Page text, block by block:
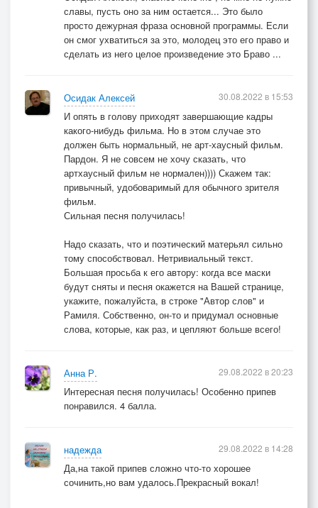
ЧТО-ТО ПРОИСХОДИТ И ВО МНЕ
ВСЁ СИЛЬНЕЕ:
ПРИПЕВ.
ЛЮБОВЬ ОТ ТРАВИНКИ И ДО КОМАРА
ЛА-ЛААА.ЛА-ЛААА.
ЛЮБОВЬ ОТ ТРАВИНКИ И ДО КОМАРА
ЛА-ЛААА.ЛА-ЛААА.
ЛЮБОВЬ ОТ ТРАВИНКИ И ДО КОМАРА
ЛА-ЛААА.ЛА-ЛААА.
ЛЮБОВЬ ОТ ТРАВИНКИ И ДО КОМАРА
ЛА-ЛААА.ЛА-ЛААА.
ЛЮБОВЬ ОТ ТРАВИНКИ ИДО КОМАРА
ЛА-ЛААА.ЛА-ЛААА.
ЛЮБОВЬ ОТ ТРАВИНКИ ИДО КОМАРА
ЛА-ЛААА.И ВРЕМЯ НЕ ИДЁТ.
ЛЮБОВЬ ОТ ТРАВИНКИ ИДО КОМАРА
ЛА-ЛААА.ЛА-ЛААА.
славы, пусть оно за ним остается... Это было
просто дежурная фраза основной программы. Если
он смог ухватиться за это, молодец это его право и
сделать из него целое произведение это Браво ...
Осидак Алексей
И опять в голову приходят завершающие кадры
какого-нибудь фильма. Но в этом случае это
должен быть нормальный, не арт-хаусный фильм.
Пардон. Я не совсем не хочу сказать, что
артхаусный фильм не нормален)))) Скажем так:
привычный, удобоваримый для обычного зрителя
фильм.
Сильная песня получилась!
Надо сказать, что и поэтический матерьял сильно
тому способствовал. Нетривиальный текст.
Большая просьба к его автору: когда все маски
будут сняты и песня окажется на Вашей странице,
укажите, пожалуйста, в строке "Автор слов" и
Рамиля. Собственно, он-то и придумал основные
слова, которые, как раз, и цепляют больше всего!
30.08.2022 в 15:53
Анна Р.
Интересная песня получилась! Особенно припев
понравился. 4 балла.
29.08.2022 в 20:23
надежда
Да,на такой припев сложно что-то хорошее
сочинить,но вам удалось.Прекрасный вокал!
29.08.2022 в 14:28